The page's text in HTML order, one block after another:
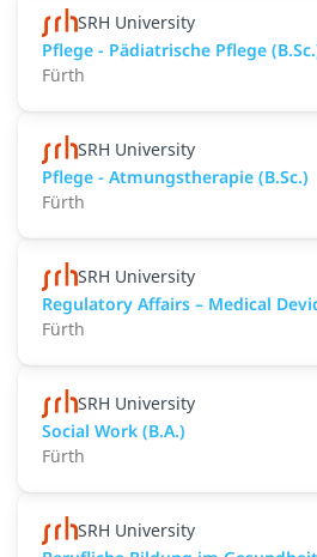
SRH University
Pflege - Pädiatrische Pflege
Fürth
SRH University
Pflege - Atmungstherapie (B.Sc.)
Fürth
SRH University
Regulatory Affairs – Medical
Fürth
SRH University
Social Work (B.A.)
Fürth
SRH University